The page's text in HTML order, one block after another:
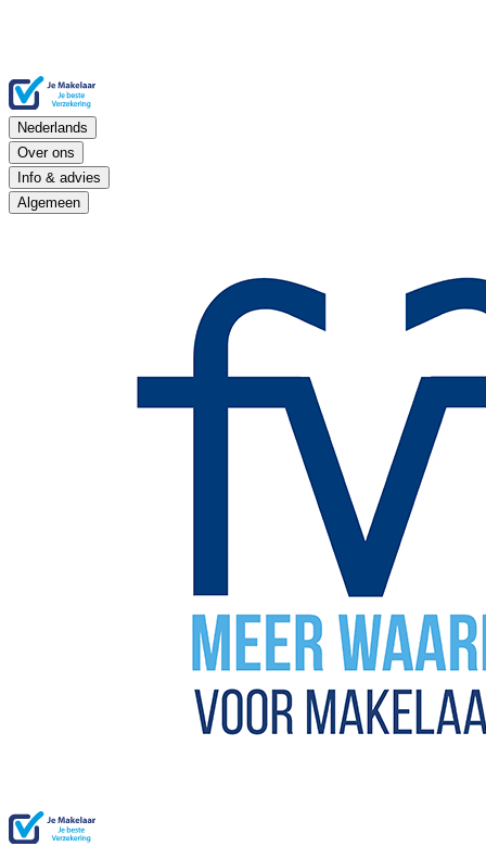
Nederlands
Over ons
Info & advies
Algemeen